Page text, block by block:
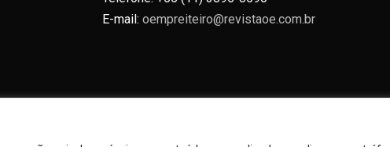
E-mail: oempreiteiro@revistaoe.com.br